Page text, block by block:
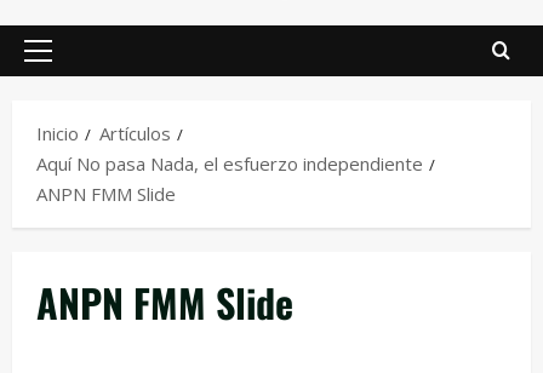
Inicio
Artículos
Aquí No pasa Nada, el esfuerzo independiente
ANPN FMM Slide
ANPN FMM Slide